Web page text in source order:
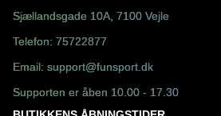
Sjællandsgade 10A, 7100 Vejle
Telefon: 75722877
Email: support@funsport.dk
Supporten er åben 10.00 - 17.30